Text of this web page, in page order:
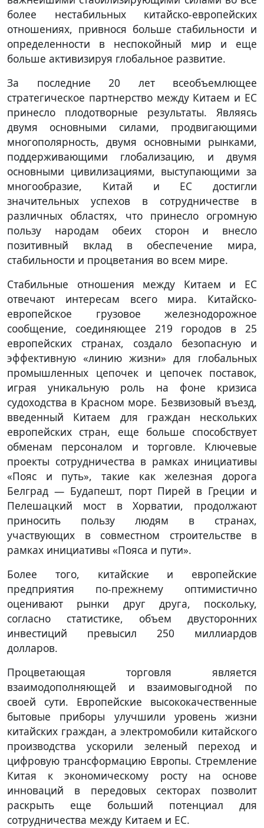
более нестабильных китайско-европейских
отношениях, привнося больше стабильности и
определенности в неспокойный мир и еще
больше активизируя глобальное развитие.
За последние 20 лет всеобъемлющее
стратегическое партнерство между Китаем и ЕС
принесло плодотворные результаты. Являясь
двумя основными силами, продвигающими
многополярность, двумя основными рынками,
поддерживающими глобализацию, и двумя
основными цивилизациями, выступающими за
многообразие, Китай и ЕС достигли
значительных успехов в сотрудничестве в
различных областях, что принесло огромную
пользу народам обеих сторон и внесло
позитивный вклад в обеспечение мира,
стабильности и процветания во всем мире.
Стабильные отношения между Китаем и ЕС
отвечают интересам всего мира. Китайско-
европейское грузовое железнодорожное
сообщение, соединяющее 219 городов в 25
европейских странах, создало безопасную и
эффективную «линию жизни» для глобальных
промышленных цепочек и цепочек поставок,
играя уникальную роль на фоне кризиса
судоходства в Красном море. Безвизовый въезд,
введенный Китаем для граждан нескольких
европейских стран, еще больше способствует
обменам персоналом и торговле. Ключевые
проекты сотрудничества в рамках инициативы
«Пояс и путь», такие как железная дорога
Белград — Будапешт, порт Пирей в Греции и
Пелешацкий мост в Хорватии, продолжают
приносить пользу людям в странах,
участвующих в совместном строительстве в
рамках инициативы «Пояса и пути».
Более того, китайские и европейские
предприятия по-прежнему оптимистично
оценивают рынки друг друга, поскольку,
согласно статистике, объем двусторонних
инвестиций превысил 250 миллиардов
долларов.
Процветающая торговля является
взаимодополняющей и взаимовыгодной по
своей сути. Европейские высококачественные
бытовые приборы улучшили уровень жизни
китайских граждан, а электромобили китайского
производства ускорили зеленый переход и
цифровую трансформацию Европы. Стремление
Китая к экономическому росту на основе
инноваций в передовых секторах позволит
раскрыть еще больший потенциал для
сотрудничества между Китаем и ЕС.